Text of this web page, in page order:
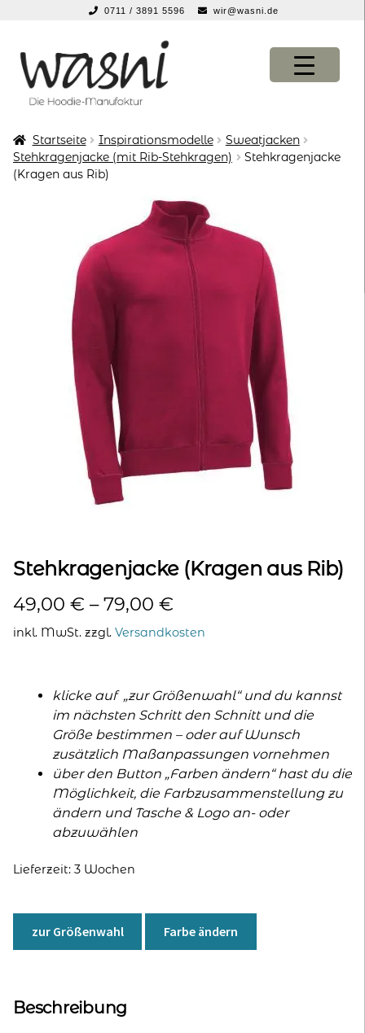
0711 / 3891 5596 wir@wasni.de
Navigation
springen
Inhalt
springen
KONFIGURATOR
KONFIGURATOR
Startseite Inspirationsmodelle
Sweatjacken
Stehkragenjacke (mit Rib-Stehkragen)
Stehkragenjacke
(Kragen aus Rib)
Stehkragenjacke (Kragen aus Rib)
49,00 € –79,00 €
inkl. MwSt. zzgl. Versandkosten
klicke auf „zur Größenwahl“ und du kannst
im nächsten Schritt den Schnitt und die
Größe bestimmen – oder auf Wunsch
zusätzlich Maßanpassungen vornehmen
über den Button „Farben ändern“ hast du die
Möglichkeit, die Farbzusammenstellung zu
ändern und Tasche & Logo an- oder
abzuwählen
Lieferzeit: 3 Wochen
zur Größenwahl Farbe ändern
Beschreibung